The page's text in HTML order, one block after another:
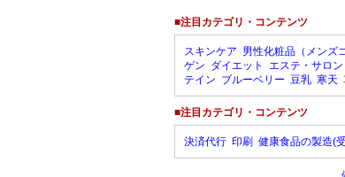
■注目カテゴリ・コンテンツ
スキンケア 男性化粧品（メンズ
ゲン ダイエット エステ・サロ
テイン ブルーベリー 豆乳 寒天
■注目カテゴリ・コンテンツ
決済代行 印刷 健康食品の製造(